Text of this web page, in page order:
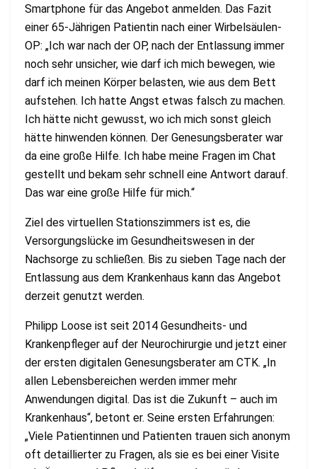
Smartphone für das Angebot anmelden. Das Fazit
einer 65-Jährigen Patientin nach einer Wirbelsäulen-
OP: „Ich war nach der OP, nach der Entlassung immer
noch sehr unsicher, wie darf ich mich bewegen, wie
darf ich meinen Körper belasten, wie aus dem Bett
aufstehen. Ich hatte Angst etwas falsch zu machen.
Ich hätte nicht gewusst, wo ich mich sonst gleich
hätte hinwenden können. Der Genesungsberater war
da eine große Hilfe. Ich habe meine Fragen im Chat
gestellt und bekam sehr schnell eine Antwort darauf.
Das war eine große Hilfe für mich.“
Ziel des virtuellen Stationszimmers ist es, die
Versorgungslücke im Gesundheitswesen in der
Nachsorge zu schließen. Bis zu sieben Tage nach der
Entlassung aus dem Krankenhaus kann das Angebot
derzeit genutzt werden.
Philipp Loose ist seit 2014 Gesundheits- und
Krankenpfleger auf der Neurochirurgie und jetzt einer
der ersten digitalen Genesungsberater am CTK. „In
allen Lebensbereichen werden immer mehr
Anwendungen digital. Das ist die Zukunft – auch im
Krankenhaus“, betont er. Seine ersten Erfahrungen:
„Viele Patientinnen und Patienten trauen sich anonym
oft detaillierter zu Fragen, als sie es bei einer Visite